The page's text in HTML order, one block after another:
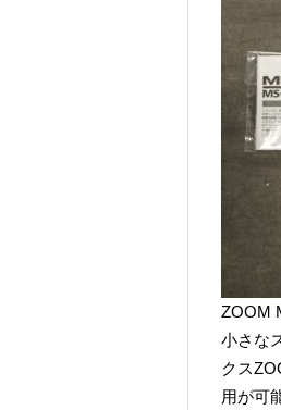
ZOOM
小さな
クス
用が可